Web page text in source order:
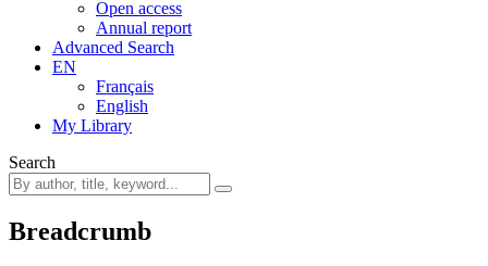
Open access
Annual report
Advanced Search
EN
Français
English
My Library
Search
Breadcrumb